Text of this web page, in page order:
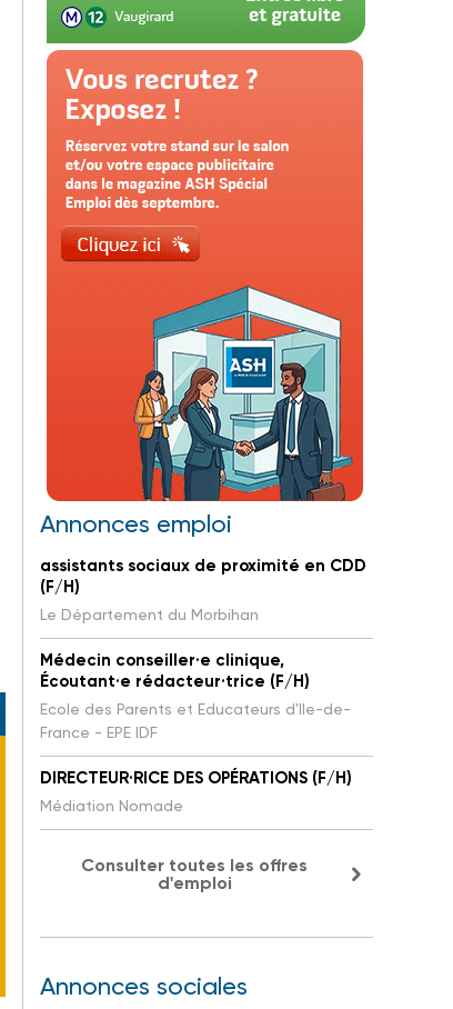
Annonces emploi
assistants sociaux de proximité en CDD
(F/H)
Le Département du Morbihan
Médecin conseiller·e clinique,
Écoutant·e rédacteur·trice (F/H)
Ecole des Parents et Educateurs d'Ile-de-
France - EPE IDF
DIRECTEUR·RICE DES OPÉRATIONS (F/H)
Médiation Nomade
Consulter toutes les offres
d'emploi
Annonces sociales